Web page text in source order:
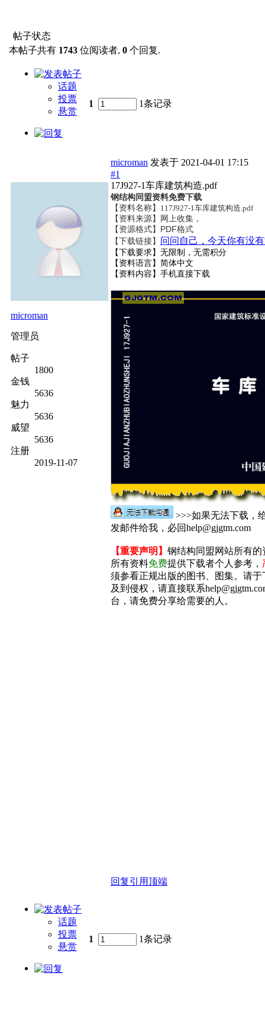
帖子状态
本帖子共有 1743 位阅读者, 0 个回复.
话题
投票
悬赏
1 1条记录
microman
管理员
帖子
1800
金钱
5636
魅力
5636
威望
5636
注册
2019-11-07
microman 发表于 2021-04-01 17:15
#1
17J927-1车库建筑构造.pdf
钢结构同盟资料免费下载
【资料名称】 117J927-1车库建筑构造.pdf
【资料来源】网上收集，
【资源格式】PDF格式
【下载链接】 问问自己，今天你有没
【下载要求】无限制，无需积分
【资料语言】简体中文
【资料内容】 手机直接下载
>>>如果无法下载，
发邮件给我，必回help@gjgtm.com
【重要声明】 钢结构同盟网站所有
所有资料免费提供下载者个人参考，
须参看正规出版的图书、图集。请
及到侵权，请直接联系
台，请免费分享给需要的人。
回复引用顶端
话题
投票
悬赏
1 1条记录